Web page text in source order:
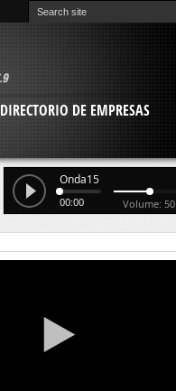
DIRECTORIO DE EMPRESAS
Onda15
00:00 Volume: 50